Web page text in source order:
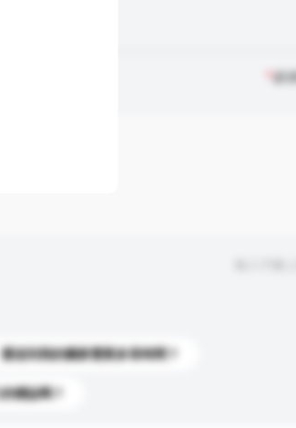
運送到我的國家需要多長時間？
標誌嗎？